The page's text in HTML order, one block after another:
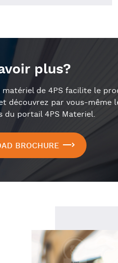
plus?
de 4PS facilite le
découvrez par vous-même
du portail 4PS Materiel.
BROCHURE